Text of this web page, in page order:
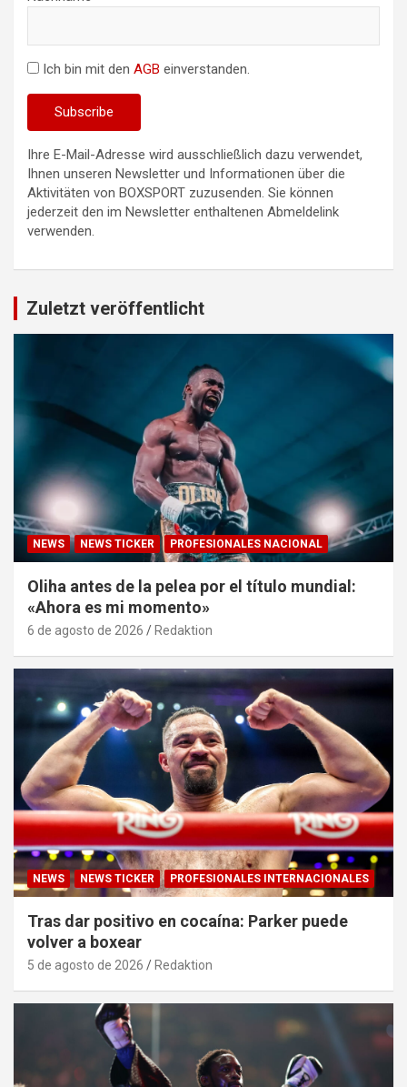
Ich bin mit den AGB einverstanden.
Ihre E-Mail-Adresse wird ausschließlich dazu verwendet,
Ihnen unseren Newsletter und Informationen über die
Aktivitäten von BOXSPORT zuzusenden. Sie können
jederzeit den im Newsletter enthaltenen Abmeldelink
verwenden.
Zuletzt veröffentlicht
NEWS NEWS TICKER PROFESIONALES NACIONAL
Oliha antes de la pelea por el título mundial:
«Ahora es mi momento»
6 de agosto de 2026 Redaktion
NEWS NEWS TICKER PROFESIONALES INTERNACIONALES
Tras dar positivo en cocaína: Parker puede
volver a boxear
5 de agosto de 2026 Redaktion